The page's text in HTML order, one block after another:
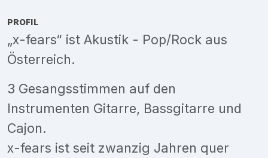
PROFIL
„x-fears“ ist Akustik - Pop/Rock aus
Österreich.
3 Gesangsstimmen auf den
Instrumenten Gitarre, Bassgitarre und
Cajon.
x-fears ist seit zwanzig Jahren quer